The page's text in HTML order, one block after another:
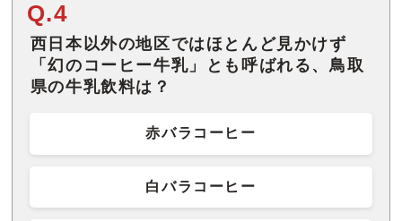
Q.4
西日本以外の地区ではほとんど見かけず
「幻のコーヒー牛乳」とも呼ばれる、鳥取
県の牛乳飲料は？
赤バラコーヒー
白バラコーヒー